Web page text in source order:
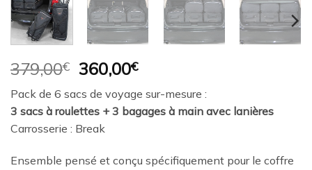
379,00€ Le
prix
initial
était :
379,00€.
360,00€Le
actuel
est :
Pack de 6 sacs de voyage sur-mesure :
3 sacs à roulettes + 3 bagages à main avec lanières
Carrosserie : Break
Ensemble pensé et conçu spécifiquement pour le coffre